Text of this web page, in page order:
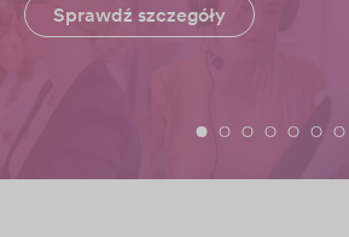
Sprawdź szczegóły